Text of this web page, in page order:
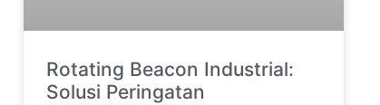
Rotating Beacon Industrial:
Solusi Peringatan